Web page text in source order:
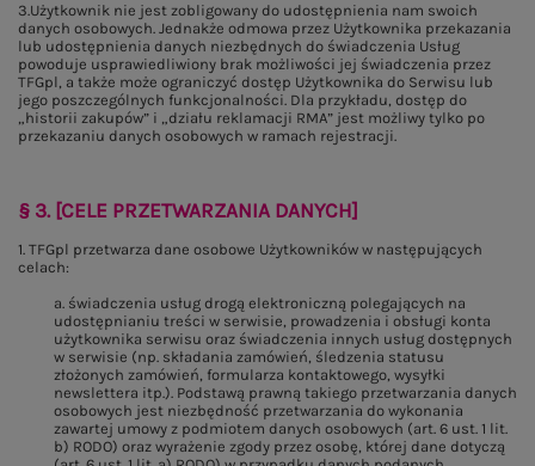
3.Użytkownik nie jest zobligowany do udostępnienia nam swoich
danych osobowych. Jednakże odmowa przez Użytkownika przekazania
lub udostępnienia danych niezbędnych do świadczenia Usług
powoduje usprawiedliwiony brak możliwości jej świadczenia przez
TFGpl, a także może ograniczyć dostęp Użytkownika do Serwisu lub
jego poszczególnych funkcjonalności. Dla przykładu, dostęp do
„historii zakupów” i „działu reklamacji RMA” jest możliwy tylko po
przekazaniu danych osobowych w ramach rejestracji.
§ 3. [CELE PRZETWARZANIA DANYCH]
1. TFGpl przetwarza dane osobowe Użytkowników w następujących
celach:
a. świadczenia usług drogą elektroniczną polegających na
udostępnianiu treści w serwisie, prowadzenia i obsługi konta
użytkownika serwisu oraz świadczenia innych usług dostępnych
w serwisie (np. składania zamówień, śledzenia statusu
złożonych zamówień, formularza kontaktowego, wysyłki
newslettera itp.). Podstawą prawną takiego przetwarzania danych
osobowych jest niezbędność przetwarzania do wykonania
zawartej umowy z podmiotem danych osobowych (art. 6 ust. 1 lit.
b) RODO) oraz wyrażenie zgody przez osobę, której dane dotyczą